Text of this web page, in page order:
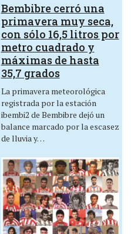
Bembibre cerró una
primavera muy seca,
con sólo 16,5 litros por
metro cuadrado y
máximas de hasta
35,7 grados
La primavera meteorológica
registrada por la estación
ibembi2 de Bembibre dejó un
balance marcado por la escasez
de lluvia y…